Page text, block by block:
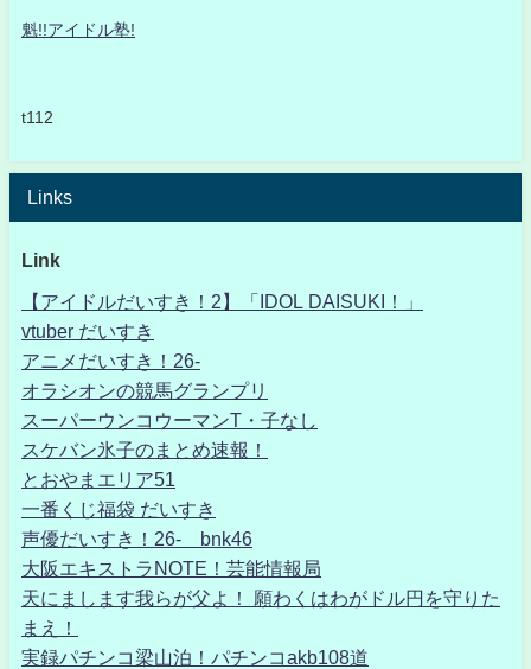
魁!!アイドル塾!
t112
Links
Link
【アイドルだいすき！2】「IDOL DAISUKI！」
vtuber だいすき
アニメだいすき！26-
オラシオンの競馬グランプリ
スーパーウンコウーマンT・子なし
スケバン氷子のまとめ速報！
とおやまエリア51
一番くじ福袋 だいすき
声優だいすき！26- bnk46
大阪エキストラNOTE！芸能情報局
天にまします我らが父よ！ 願わくはわがドル円を守りた
まえ！
実録パチンコ梁山泊！パチンコakb108道